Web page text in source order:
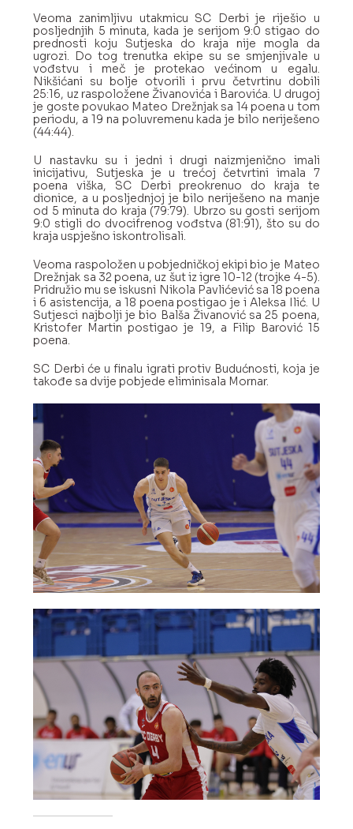
Dokumenta
Bilteni
Rasporedi
Projekti
Galerija
Sponzori
Mediji
Kontakt
Copyright@2022
Goldbear
Veoma zanimljivu utakmicu SC Derbi je riješio u
posljednjih 5 minuta, kada je serijom 9:0 stigao do
prednosti koju Sutjeska do kraja nije mogla da
ugrozi. Do tog trenutka ekipe su se smjenjivale u
vođstvu i meč je protekao većinom u egalu.
Nikšićani su bolje otvorili i prvu četvrtinu dobili
25:16, uz raspoložene Živanovića i Barovića. U drugoj
je goste povukao Mateo Drežnjak sa 14 poena u tom
periodu, a 19 na poluvremenu kada je bilo neriješeno
(44:44).
U nastavku su i jedni i drugi naizmjenično imali
inicijativu, Sutjeska je u trećoj četvrtini imala 7
poena viška, SC Derbi preokrenuo do kraja te
dionice, a u posljednjoj je bilo neriješeno na manje
od 5 minuta do kraja (79:79). Ubrzo su gosti serijom
9:0 stigli do dvocifrenog vođstva (81:91), što su do
kraja uspješno iskontrolisali.
Veoma raspoložen u pobjedničkoj ekipi bio je Mateo
Drežnjak sa 32 poena, uz šut iz igre 10-12 (trojke 4-5).
Pridružio mu se iskusni Nikola Pavlićević sa 18 poena
i 6 asistencija, a 18 poena postigao je i Aleksa Ilić. U
Sutjesci najbolji je bio Balša Živanović sa 25 poena,
Kristofer Martin postigao je 19, a Filip Barović 15
poena.
SC Derbi će u finalu igrati protiv Budućnosti, koja je
takođe sa dvije pobjede eliminisala Mornar.